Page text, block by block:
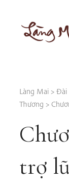
content
Làng Mai > Đài
Thương >
trợ